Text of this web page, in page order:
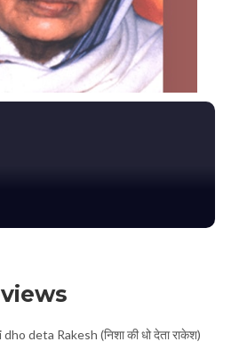
deta Rakesh (निशा की धो देता राकेश)